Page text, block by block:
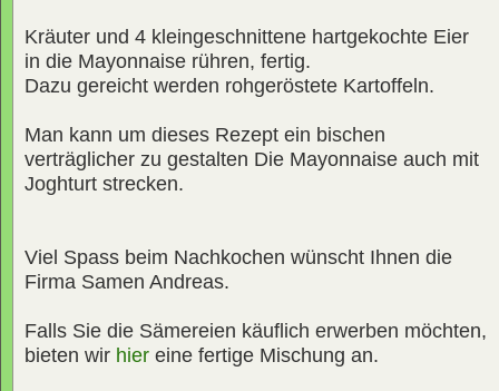
Kräuter und 4 kleingeschnittene hartgekochte Eier
in die Mayonnaise rühren, fertig.
Dazu gereicht werden rohgeröstete Kartoffeln.
Man kann um dieses Rezept ein bischen
verträglicher zu gestalten Die Mayonnaise auch mit
Joghturt strecken.
Viel Spass beim Nachkochen wünscht Ihnen die
Firma Samen Andreas.
Falls Sie die Sämereien käuflich erwerben möchten,
bieten wir hier eine fertige Mischung an.